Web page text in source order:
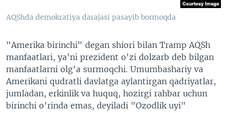
AQShda demokratiya darajasi pasayib bormoqda
"Amerika birinchi" degan shiori bilan Tramp AQSh
manfaatlari, ya'ni prezident o'zi dolzarb deb bilgan
manfaatlarni olg'a surmoqchi. Umumbashariy va
Amerikani qudratli davlatga aylantirgan qadriyatlar,
jumladan, erkinlik va huquq, hozirgi rahbar uchun
birinchi o'rinda emas, deyiladi "Ozodlik uyi"